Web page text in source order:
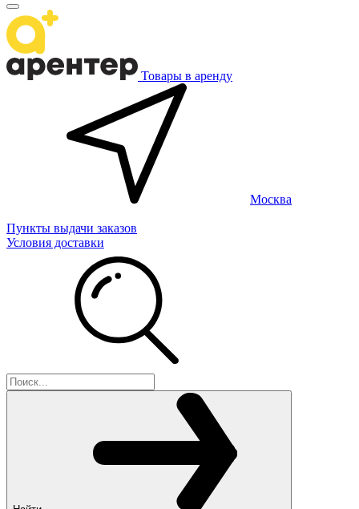
Товары в аренду
Москва
Пункты выдачи заказов
Условия доставки